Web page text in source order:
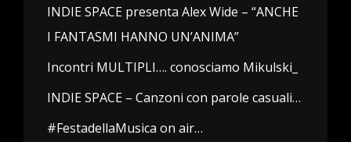
INDIE SPACE presenta Alex Wide – “ANCHE
I FANTASMI HANNO UN’ANIMA”
Incontri MULTIPLI…. conosciamo Mikulski_
INDIE SPACE – Canzoni con parole casuali…
#FestadellaMusica on air…